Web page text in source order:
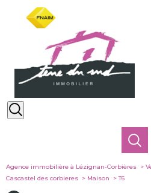
Agence immobilière à Lézignan-Corbières
Cascastel des corbieres
Maison T6